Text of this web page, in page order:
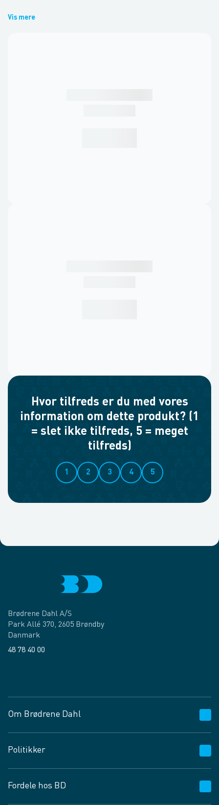
Vis mere
Hvor tilfreds er du med vores
information om dette produkt? (1
= slet ikke tilfreds, 5 = meget
tilfreds)
1 2 3 4 5
Brødrene Dahl A/S
Park Allé 370, 2605 Brøndby
Danmark
48 78 40 00
Om Brødrene Dahl
Vagttelefon 30 10 89 89
Spørgsmål og svar
Job og karriere
Politikker
Privatlivspolitik
Fordele hos BD